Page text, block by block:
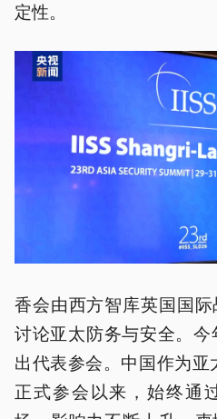
定性。
香会由西方智库英国国
讨论亚太防务与安全。
出代表参会。中国作为
正式参会以来，始终通